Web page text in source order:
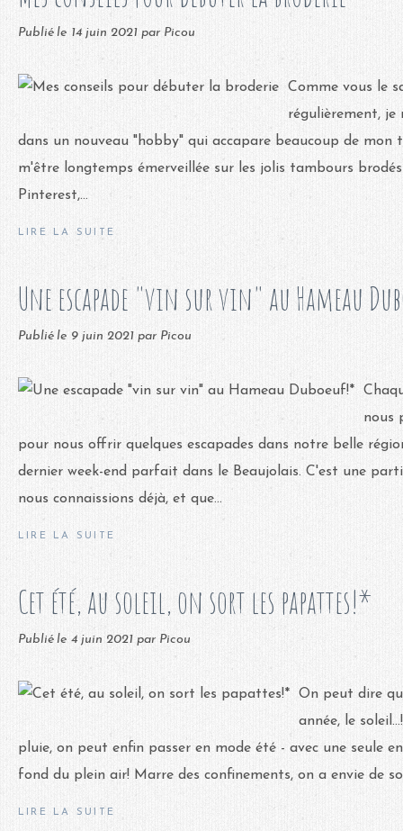
Publié le 14 juin 2021 par Picou
Comme vous le
régulièrement, je
dans un nouveau "hobby" qui accapare beaucoup de mon
m'être longtemps émerveillée sur les jolis tambours
Pinterest,...
LIRE LA SUITE
Une escapade "vin sur vin" au Hameau
Publié le 9 juin 2021 par Picou
nous
pour nous offrir quelques escapades dans notre belle
dernier week-end parfait dans le Beaujolais. C'est une
nous connaissions déjà, et que...
LIRE LA SUITE
Cet été, au soleil, on sort les papattes!*
Publié le 4 juin 2021 par Picou
On peut dire
année, le
pluie, on peut enfin passer en mode été - avec une seule
fond du plein air! Marre des confinements, on a envie de
LIRE LA SUITE